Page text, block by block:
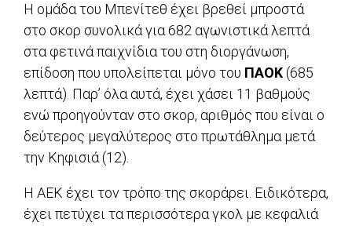
Η ομάδα του Μπενίτεθ έχει βρεθεί μπροστά
στο σκορ συνολικά για 682 αγωνιστικά λεπτά
στα φετινά παιχνίδια του στη διοργάνωση,
επίδοση που υπολείπεται μόνο του ΠΑΟΚ(685
λεπτά). Παρ’ όλα αυτά, έχει χάσει 11 βαθμούς
ενώ προηγούνταν στο σκορ, αριθμός που είναι ο
δεύτερος μεγαλύτερος στο πρωτάθλημα μετά
την Κηφισιά (12).
Η ΑΕΚ έχει τον τρόπο της σκοράρει. Ειδικότερα,
έχει πετύχει τα περισσότερα γκολ με κεφαλιά